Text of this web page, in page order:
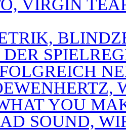
VIRGIN
YOU
SOUND,